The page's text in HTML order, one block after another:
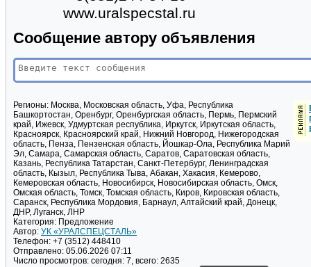
www.uralspecstal.ru
Сообщение автору объявления
Регионы: Москва, Московская область, Уфа, Республика
Башкортостан, Оренбург, Оренбургская область, Пермь, Пермский
край, Ижевск, Удмуртская республика, Иркутск, Иркутская область,
Красноярск, Красноярский край, Нижний Новгород, Нижегородская
область, Пенза, Пензенская область, Йошкар-Ола, Республика Марий
Эл, Самара, Самарская область, Саратов, Саратовская область,
Казань, Республика Татарстан, Санкт-Петербург, Ленинградская
область, Кызыл, Республика Тыва, Абакан, Хакасия, Кемерово,
Кемеровская область, Новосибирск, Новосибирская область, Омск,
Омская область, Томск, Томская область, Киров, Кировская область,
Саранск, Республика Мордовия, Барнаул, Алтайский край, Донецк,
ДНР, Луганск, ЛНР
Категория: Предложение
Автор: УК «УРАЛСПЕЦСТАЛЬ»
Телефон: +7 (3512) 448410
Отправлено: 05.06.2026 07:11
Число просмотров: сегодня: 7, всего: 2635